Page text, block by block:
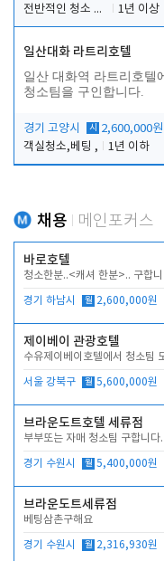
전반적인 청소 업무(객실청소.객실정리)
1년 이상
일산대화 라트리호텔
일산 대화역 라트리호텔
청소팀을 구인합니다.
경기 고양시 시
2,600,000원
객실청소,베팅 ,
1년 이하
채용 메인포커스
바로호텔
청소한분..<캐셔 한분>.. 구합니
경기 하남시 월 2,600,000원
제이베이 관광호텔
수유제이베이호텔에서 청소팀
서울 강북구 월 5,600,000원
브라운도트호텔 세류점
부부또는 자매 청소팀 구합니다.
경기 수원시 월 5,400,000원
브라운도트세류점
베팅삼촌구해요
경기 수원시 월 2,316,930원